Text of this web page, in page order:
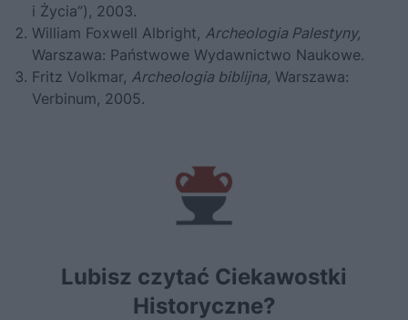
i Życia”), 2003.
William Foxwell Albright, Archeologia Palestyny,
Warszawa: Państwowe Wydawnictwo Naukowe.
Fritz Volkmar, Archeologia biblijna, Warszawa:
Verbinum, 2005.